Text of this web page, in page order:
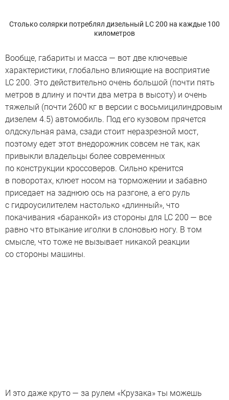
Столько солярки потреблял дизельный LC 200 на каждые 100
километров
Вообще, габариты и масса — вот две ключевые
характеристики, глобально влияющие на восприятие
LC 200. Это действительно очень большой (почти пять
метров в длину и почти два метра в высоту) и очень
тяжелый (почти 2600 кг в версии с восьмицилиндровым
дизелем 4.5) автомобиль. Под его кузовом прячется
олдскульная рама, сзади стоит неразрезной мост,
поэтому едет этот внедорожник совсем не так, как
привыкли владельцы более современных
по конструкции кроссоверов. Сильно кренится
в поворотах, клюет носом на торможении и забавно
приседает на заднюю ось на разгоне, а его руль
с гидроусилителем настолько «длинный», что
покачивания «баранкой» из стороны для LC 200 — все
равно что втыкание иголки в слоновью ногу. В том
смысле, что тоже не вызывает никакой реакции
со стороны машины.
И это даже круто — за рулем «Крузака» ты можешь